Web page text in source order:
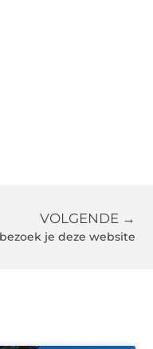
VOLGENDE →
je deze website